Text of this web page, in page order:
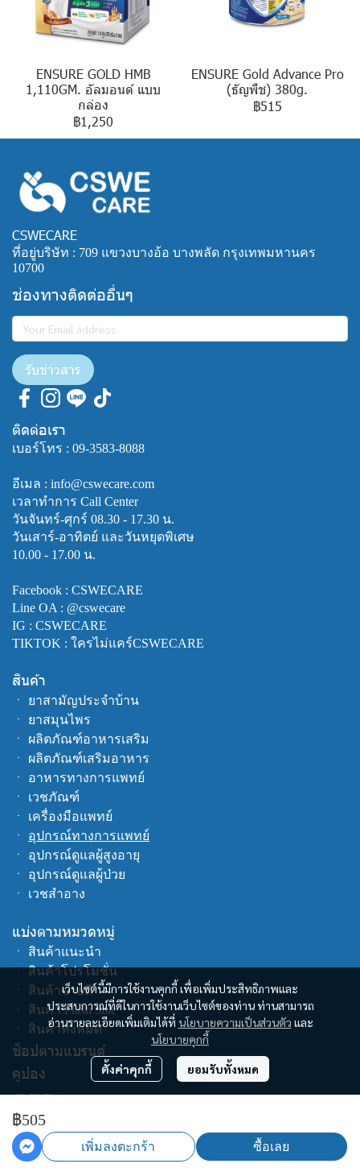
ENSURE GOLD HMB
1,110GM. อัลมอนด์ แบบ
กล่อง
฿1,250
ENSURE Gold Advance Pro
(ธัญพืช) 380g.
฿515
฿505
เพิ่มลงตะกร้า ซื้อเลย
เว็บไซต์นี้มีการใช้งานคุกกี้ เพื่อเพิ่มประสิทธิภาพและ
ประสบการณ์ที่ดีในการใช้งานเว็บไซต์ของท่าน ท่านสามารถ
อ่านรายละเอียดเพิ่มเติมได้ที่ นโยบายความเป็นส่วนตัว และ
นโยบายคุกกี้
ตั้งค่าคุกกี้ ยอมรับทั้งหมด
CSWECARE
ที่อยู่บริษัท : 709 แขวงบางอ้อ บางพลัด กรุงเทพมหานคร
10700
ช่องทางติดต่ออื่นๆ
รับข่าวสาร
ติดต่อเรา
เบอร์โทร : 09-3583-8088
อีเมล : info@cswecare.com
เวลาทำการ Call Center
วันจันทร์-ศุกร์ 08.30 - 17.30 น.
วันเสาร์-อาทิตย์ และวันหยุดพิเศษ
10.00 - 17.00 น.
Facebook : CSWECARE
Line OA : @cswecare
IG : CSWECARE
TIKTOK : ใครไม่แคร์CSWECARE
สินค้า
ㆍ ยาสามัญประจำบ้าน
ㆍ ยาสมุนไพร
ㆍ ผลิตภัณฑ์อาหารเสริม
ㆍ ผลิตภัณฑ์เสริมอาหาร
ㆍ อาหารทางการแพทย์
ㆍ เวชภัณฑ์
ㆍ เครื่องมือแพทย์
ㆍ อุปกรณ์ทางการแพทย์
ㆍ อุปกรณ์ดูแลผู้สูงอายุ
ㆍ อุปกรณ์ดูแลผู้ป่วย
ㆍ
เวชสำอาง
แบ่งตามหมวดหมู่
ㆍ สินค้าแนะนำ
ㆍสินค้าโปรโมชั่น
ㆍ สินค้าขายดี
ㆍ สินค้า Flash Sale
ㆍ สินค้าทั้งหมด
ช็อปตามแบรนด์
คูปอง
Copyright | All Rights Reserved | Powered by cswecare.com